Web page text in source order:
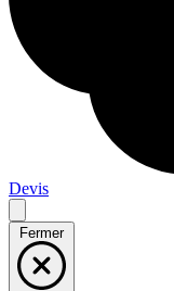
Devis
Fermer